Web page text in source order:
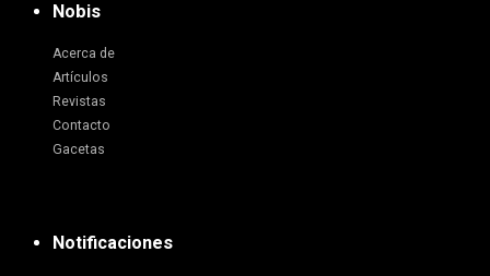
Nobis
Acerca de
Artículos
Revistas
Contacto
Gacetas
Notificaciones